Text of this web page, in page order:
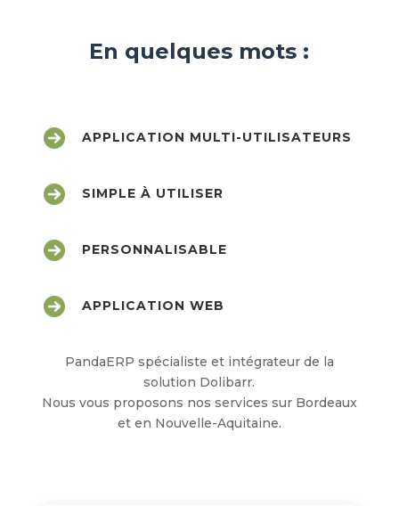
En quelques mots :
APPLICATION MULTI-UTILISATEURS
SIMPLE À UTILISER
PERSONNALISABLE
APPLICATION WEB
PandaERP spécialiste et intégrateur de la
solution Dolibarr.
Nous vous proposons nos services sur Bordeaux
et en Nouvelle-Aquitaine.